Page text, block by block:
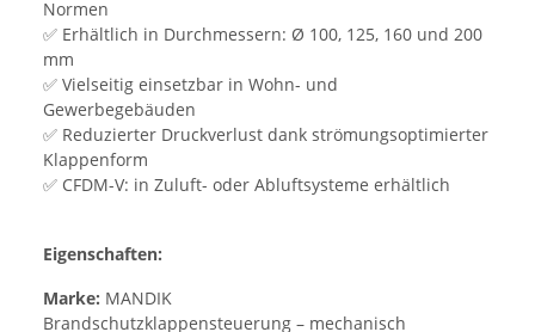
Normen
✅ Erhältlich in Durchmessern: Ø 100, 125, 160 und 200
mm
✅ Vielseitig einsetzbar in Wohn- und
Gewerbegebäuden
✅ Reduzierter Druckverlust dank strömungsoptimierter
Klappenform
✅ CFDM-V: in Zuluft- oder Abluftsysteme erhältlich
Eigenschaften:
Marke: MANDIK
Brandschutzklappensteuerung – mechanisch